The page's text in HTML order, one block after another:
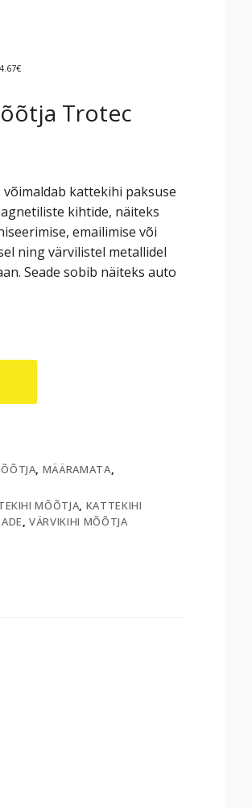
Trotec
kattekihi paksuse
kihtide, näiteks
emailimise või
ning värvilistel metallidel
Seade sobib näiteks auto
, MÄÄRAMATA,
MÕÕTJA, KATTEKIHI
,VÄRVIKIHI MÕÕTJA